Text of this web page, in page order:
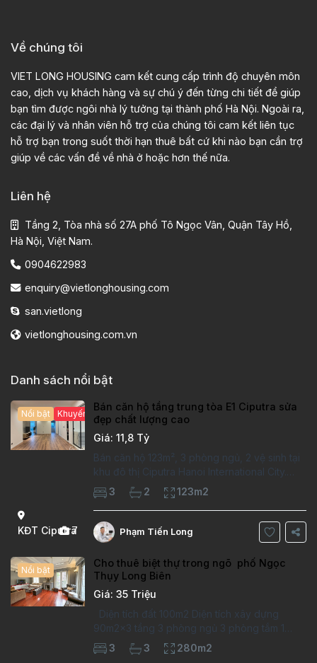
Về chúng tôi
VIET LONG HOUSING cam kết cung cấp trình độ chuyên môn
cao, dịch vụ khách hàng và sự chú ý đến từng chi tiết để giúp
bạn tìm được ngôi nhà lý tưởng tại thành phố Hà Nội. Ngoài ra,
các đại lý và nhân viên hỗ trợ của chúng tôi cam kết liên tục
hỗ trợ bạn trong suốt thời hạn thuê bất cứ khi nào bạn cần trợ
giúp về các vấn đề về nhà ở hoặc hơn thế nữa.
Liên hệ
Tầng 2, Tòa nhà số 27A phố Tô Ngọc Vân, Quận Tây Hồ,
Hà Nội, Việt Nam.
0904622983
enquiry@vietlonghousing.com
san.vietlong
vietlonghousing.com.vn
Danh sách nổi bật
KĐT Ciputra
7
Nổi bật Khuyến mại hấp dẫn
Bán căn hộ tầng trung tòa E1 Ciputra sửa
đẹp chất lượng cao
Giá: 11,8 Tỷ
Bán căn hộ 123m², 3 phòng ngủ, 2 vệ sinh tại
khu đô thị Ciputra Hanoi International City.
Căn hộ đã sửa mới kỹ, chất lượng cao, sàn
gỗ, bếp hiện đại, không gian thoáng sáng.
Thông tin căn hộ: Diện tích:
3 2 123m2
Phạm Tiến Long
Nổi bật
Cho thuê biệt thự trong ngõ phố Ngọc
Thụy Long Biên
Giá: 35 Triệu
Diện tích đất 100m2 Diện tích xây dựng
90m2x3 tầng 3 phòng ngủ 3 phòng tắm 1
phòng làm việc Vị trí ý tưởng 10 phút đi bộ tới
trường việt pháp Ngôi nhà được thiết kế theo
3 3 280m2